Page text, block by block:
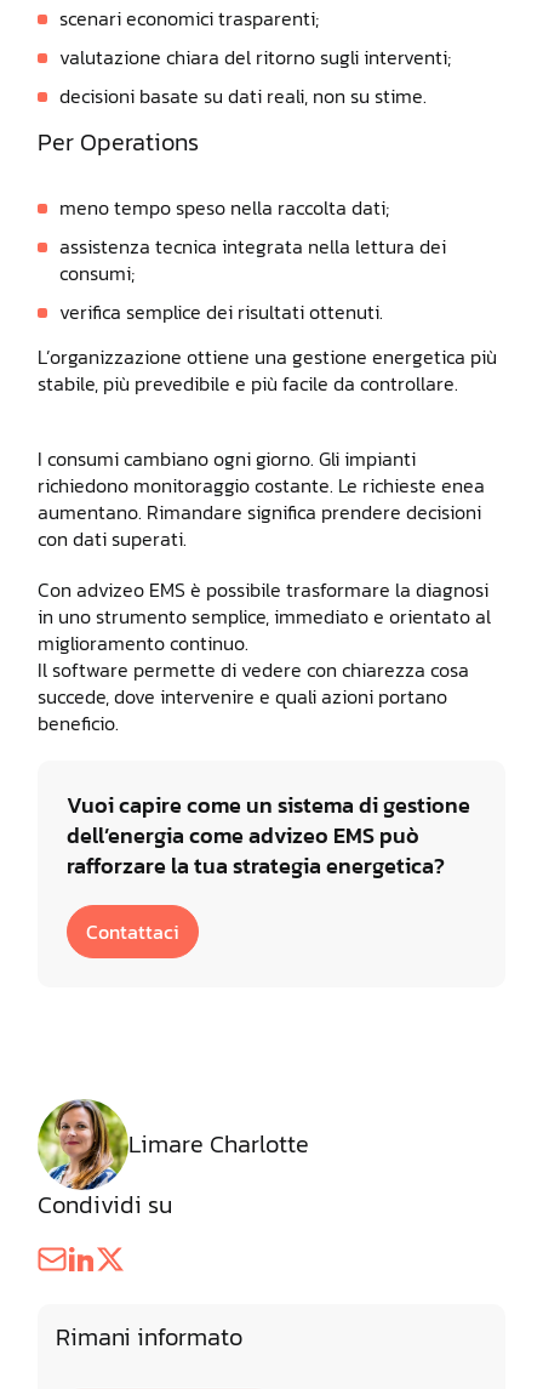
scenari economici trasparenti;
valutazione chiara del ritorno sugli interventi;
decisioni basate su dati reali, non su stime.
Per Operations
meno tempo speso nella raccolta dati;
assistenza tecnica integrata nella lettura dei
consumi;
verifica semplice dei risultati ottenuti.
L’organizzazione ottiene una gestione energetica più
stabile, più prevedibile e più facile da controllare.
I consumi cambiano ogni giorno. Gli impianti
richiedono monitoraggio costante. Le richieste enea
aumentano. Rimandare significa prendere decisioni
con dati superati.
Con advizeo EMS è possibile trasformare la diagnosi
in uno strumento semplice, immediato e orientato al
miglioramento continuo.
Il software permette di vedere con chiarezza cosa
succede, dove intervenire e quali azioni portano
beneficio.
Vuoi capire come un sistema di gestione
dell’energia come advizeo EMS può
rafforzare la tua strategia energetica?
Contattaci
Limare Charlotte
Condividi su
Rimani informato